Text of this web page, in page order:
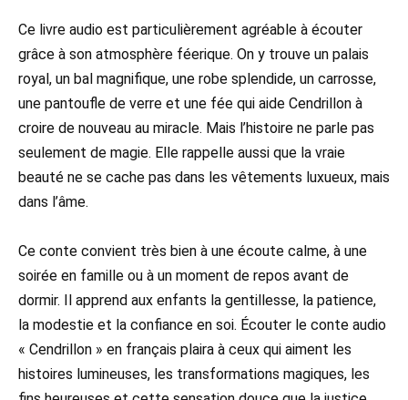
Ce livre audio est particulièrement agréable à écouter
grâce à son atmosphère féerique. On y trouve un palais
royal, un bal magnifique, une robe splendide, un carrosse,
une pantoufle de verre et une fée qui aide Cendrillon à
croire de nouveau au miracle. Mais l’histoire ne parle pas
seulement de magie. Elle rappelle aussi que la vraie
beauté ne se cache pas dans les vêtements luxueux, mais
dans l’âme.
Ce conte convient très bien à une écoute calme, à une
soirée en famille ou à un moment de repos avant de
dormir. Il apprend aux enfants la gentillesse, la patience,
la modestie et la confiance en soi. Écouter le conte audio
« Cendrillon » en français plaira à ceux qui aiment les
histoires lumineuses, les transformations magiques, les